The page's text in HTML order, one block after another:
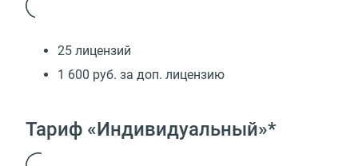
25 лицензий
1 600 руб. за доп. лицензию
Тариф «Индивидуальный»*